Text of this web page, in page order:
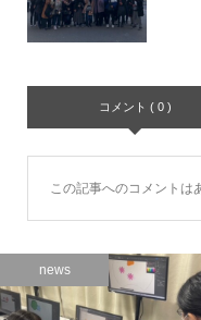
コメント ( 0 )
この記事へのコメントは
news